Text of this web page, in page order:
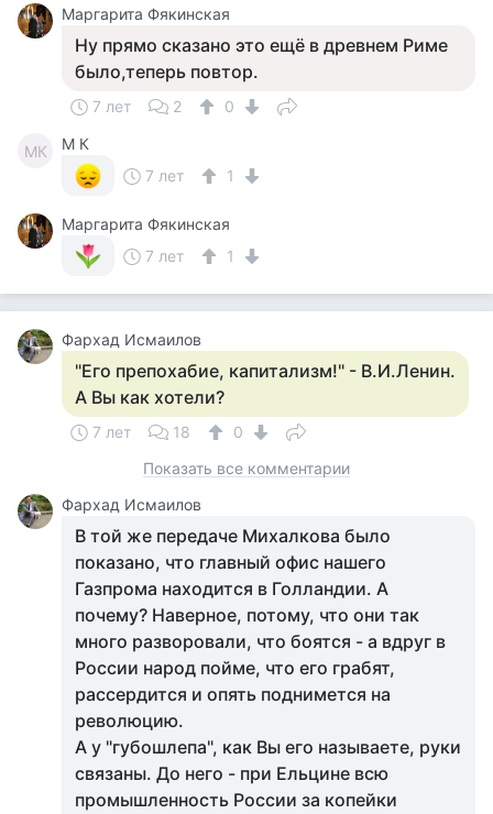
Маргарита Фякинская
Ну прямо сказано это ещё в древнем Риме
было,теперь повтор.
7 лет 2 0
MК
M К
7 лет
1
Маргарита Фякинская
7 лет
1
Фархад Исмаилов
"Его препохабие, капитализм!" - В.И.Ленин.
А Вы как хотели?
7 лет 18
0
Показать все комментарии
Фархад Исмаилов
В той же передаче Михалкова было
показано, что главный офис нашего
Газпрома находится в Голландии. А
почему? Наверное, потому, что они так
много разворовали, что боятся - а вдруг в
России народ пойме, что его грабят,
рассердится и опять поднимется на
революцию.
А у "губошлепа", как Вы его называете, руки
связаны. До него - при Ельцине всю
промышленность России за копейки